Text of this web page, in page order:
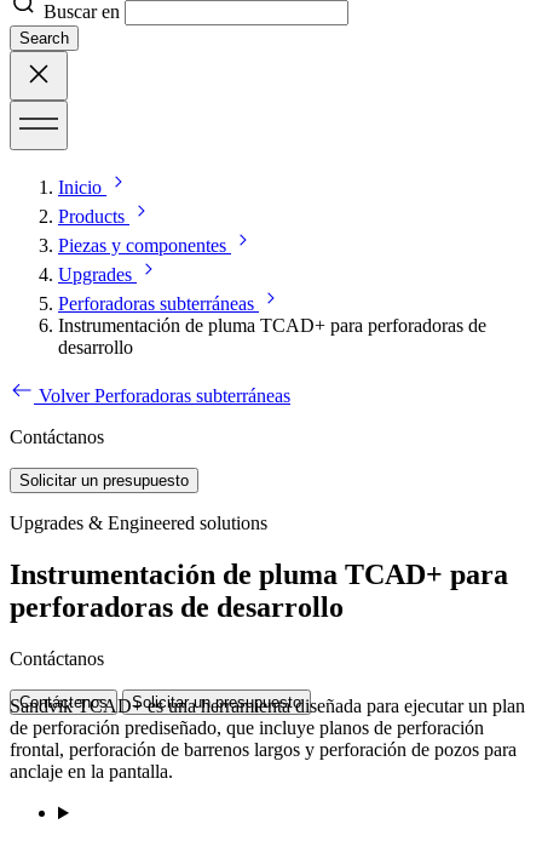
Buscar en
Search
Inicio
Products
Piezas y componentes
Upgrades
Perforadoras subterráneas
Instrumentación de pluma TCAD+ para perforadoras de
desarrollo
Volver Perforadoras subterráneas
Contáctanos
Solicitar un presupuesto
Upgrades & Engineered solutions
Instrumentación de pluma TCAD+ para
perforadoras de desarrollo
Contáctanos
Contáctenos Solicitar un presupuesto
Sandvik TCAD+ es una herramienta diseñada para ejecutar un plan
de perforación prediseñado, que incluye planos de perforación
frontal, perforación de barrenos largos y perforación de pozos para
anclaje en la pantalla.